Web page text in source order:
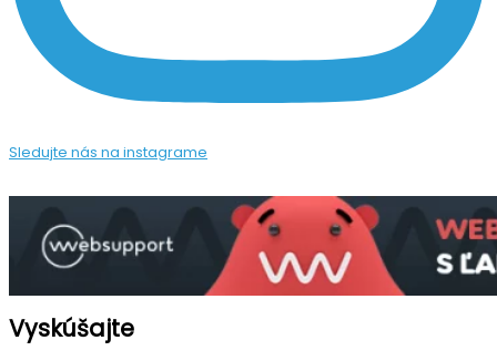
Sledujte nás na instagrame
Vyskúšajte